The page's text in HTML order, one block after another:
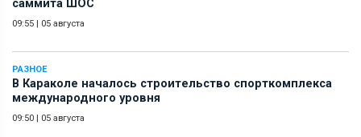
саммита ШОС
09:55 | 05 августа
РАЗНОЕ
В Караколе началось строительство спорткомплекса
международного уровня
09:50 | 05 августа